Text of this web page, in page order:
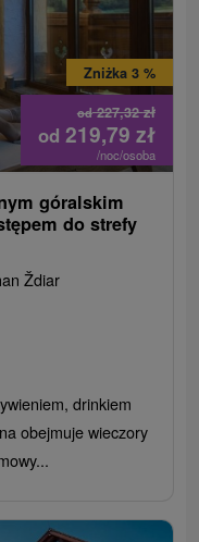
od227,32zł
Zniżka 3 %
od 219,79 zł
/noc/osoba
góralskim
do strefy
Ždiar
drinkiem
obejmuje wieczory